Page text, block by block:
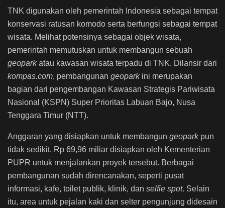
TNK digunakan oleh pemerintah Indonesia sebagai tempat
konservasi ratusan komodo serta berfungsi sebagai tempat
wisata. Melihat potensinya sebagai objek wisata,
pemerintah memutuskan untuk membangun sebuah
geoparkatau kawasan wisata terpadu di TNK. Dilansir dari
kompas.com, pembangunan geoparkini merupakan
bagian dari pengembangan Kawasan Strategis Pariwisata
Nasional (KSPN) Super Prioritas Labuan Bajo, Nusa
Tenggara Timur (NTT).
Anggaran yang disiapkan untuk membangun geoparkpun
tidak sedikit. Rp 69,96 miliar disiapkan oleh Kementerian
PUPR untuk menjalankan proyek tersebut. Berbagai
pembangunan sudah direncanakan, seperti pusat
informasi, kafe, toilet publik, klinik, dan selfie spot. Selain
itu, area untuk pejalan kaki dan selter pengunjung didesain